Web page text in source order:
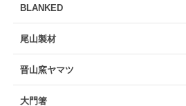
BLANKED
尾山製材
晋山窯ヤマツ
大門箸